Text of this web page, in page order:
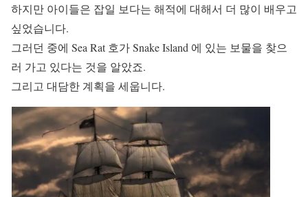
하지만 아이들은 잡일 보다는 해적에 대해서 더 많이 배우고
싶었습니다.
그러던 중에 Sea Rat 호가 Snake Island 에 있는 보물을 찾으
러 가고 있다는 것을 알았죠.
그리고 대담한 계획을 세웁니다.